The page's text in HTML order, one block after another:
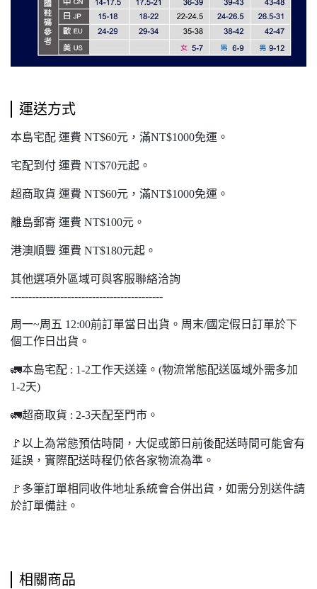
運送方式
本島宅配 運費 NT$60元，滿NT$1000免運。
宅配到付 運費 NT$70元起。
超商取貨 運費 NT$60元，滿NT$1000免運。
離島郵寄 運費 NT$100元。
港澳順豐 運費 NT$180元起。
其他選項外區域可與客服聯絡洽詢
-------------------------------------------
周一~周五 12:00前訂單當日出貨。周末/國定假日訂單於下
個工作日出貨。
🚛本島宅配 : 1-2工作天送達。(物流常態配送區域外需多加
1-2天)
🚛超商取貨 : 2-3天配至門市。
🚩以上為常態預估時間，大促或節日前後配送時間可能會有
延誤，實際配送時程仍依各家物流為準。
🚩多筆訂單相同收件地址系統會合併出貨，如需分別送件請
於訂單備註。
相關商品